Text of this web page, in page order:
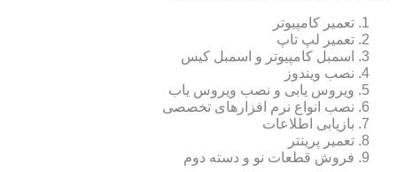
تعمیر کامپیوتر
تعمیر لپ تاپ
اسمبل کامپیوتر و اسمبل کیس
نصب ویندوز
ویروس یابی و نصب ویروس یاب
نصب انواع نرم افزارهای تخصصی
بازیابی اطلاعات
تعمیر پرینتر
فروش قطعات نو و دسته دوم